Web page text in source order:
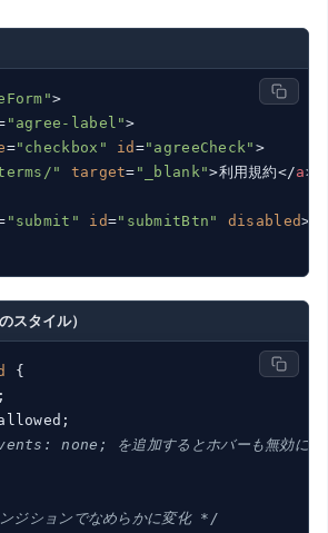
>
"agree-label">
="checkbox" id ="agreeCheck" >
" target= "_blank">利用規約</a>
"submit" id="submitBtn" disabled>
タイル）
{
;
none; を追加するとホバーも無効に
ジションでなめらかに変化 */